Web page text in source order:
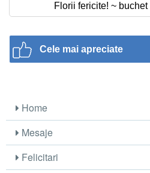
Florii fericite! ~
Cele mai apreciate
Home
Mesaje
Felicitari